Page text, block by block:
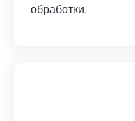
обработки.